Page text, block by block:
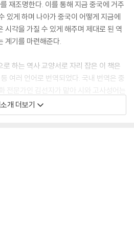
재조명한다. 이를 통해 지금 중국에 거주
있게 하며 나아가 중국이 어떻게 지금에
시각을 가질 수 있게 해주며 제대로 된 역
계기를 마련해준다.
하는 역사 교양서로 자리 잡은 이 책은
여러 언어로 번역되었다. 국내 번역은 중
전문가인 김선자가 맡아 시와 고사성어는
과 인명에 대해서도 상세하게 설명해 일
들에게도 참고가 될 수 있도록 했다.
개 더보기